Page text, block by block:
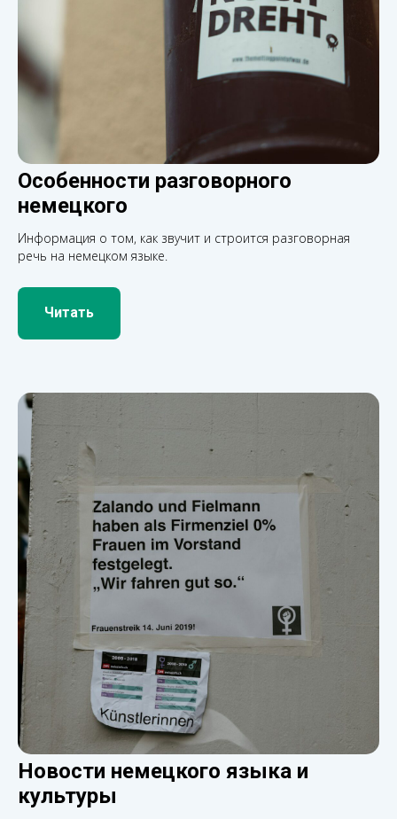
Особенности разговорного
немецкого
Информация о том, как звучит и строится разговорная
речь на немецком языке.
Читать
Новости немецкого языка и
культуры